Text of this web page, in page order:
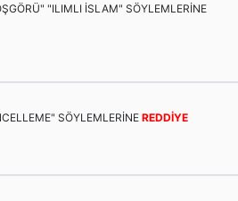
"ILIMLI İSLAM" SÖYLEMLERİNE
SÖYLEMLERİNE REDDİYE